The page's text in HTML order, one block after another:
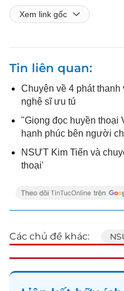
Xem link gốc
Tin liên quan
Chuyện về 4 phát
nghệ sĩ ưu tú
"Giọng đọc huyền thoại
hạnh phúc bên người
NSƯT Kim Tiến và
thoại'
Các chủ đề khác: